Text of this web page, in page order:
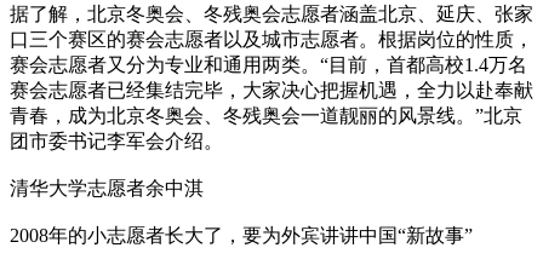
据了解，北京冬奥会、冬残奥会志愿者涵盖北京、延庆、张家
口三个赛区的赛会志愿者以及城市志愿者。根据岗位的性质，
赛会志愿者又分为专业和通用两类。“目前，首都高校1.4万名
赛会志愿者已经集结完毕，大家决心把握机遇，全力以赴奉献
青春，成为北京冬奥会、冬残奥会一道靓丽的风景线。”北京
团市委书记李军会介绍。
清华大学志愿者余中淇
2008年的小志愿者长大了，要为外宾讲讲中国“新故事”